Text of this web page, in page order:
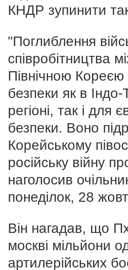
КНДР зупинити
"Поглиблення
співробітництва
Північною
безпеки як в
регіоні, так і для
безпеки. Воно
Корейському
російську війну
наголосив
понеділок, 28
Він нагадав, що
москві мільйони
артилерійських